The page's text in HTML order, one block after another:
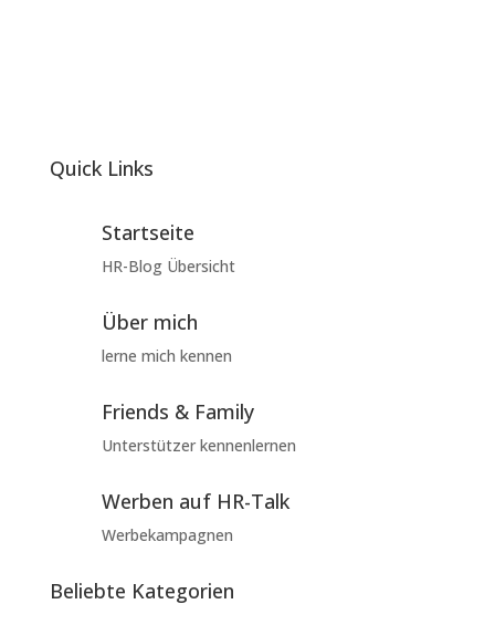
Quick Links
Startseite
HR-Blog Übersicht
Über mich
lerne mich kennen
Friends & Family
Unterstützer kennenlernen
Werben auf HR-Talk
Werbekampagnen
Beliebte Kategorien